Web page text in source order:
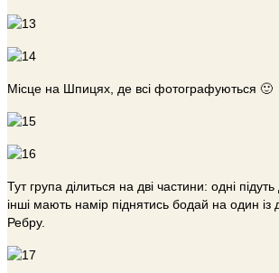
Місце на Шпицях, де всі фотографуються 🙂
Тут група ділиться на дві частини: одні
інші мають намір піднятись бодай на один із
Ребру.